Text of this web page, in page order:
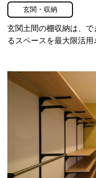
玄関・収納
玄関土間の棚収納は、
るスペースを最大限活用